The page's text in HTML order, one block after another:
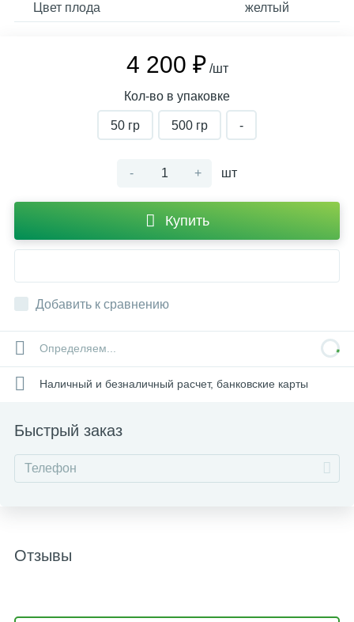
Цвет плода желтый
4 200 ₽ /шт
Кол-во в упаковке
50 гр 500 гр -
- + шт
Купить
Добавить к сравнению
Определяем...
Наличный и безналичный расчет, банковские карты
Быстрый заказ
Отзывы